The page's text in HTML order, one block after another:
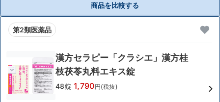
商品を比較する
第2類医薬品
漢方セラピー「クラシエ」漢方桂
枝茯苓丸料エキス錠
48錠 1,790円(税抜)